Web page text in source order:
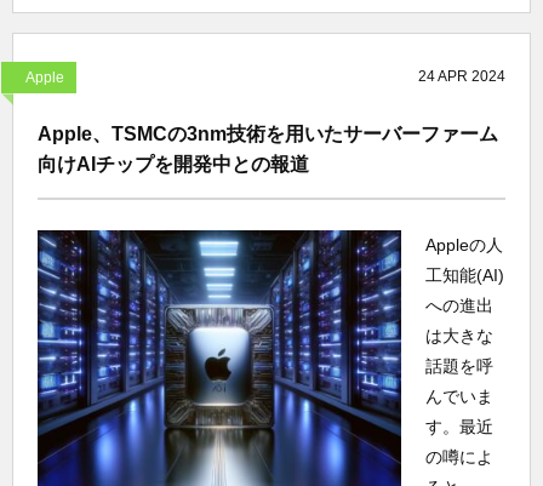
Apple 24APR 2024
Apple、TSMCの3nm技術を用いたサーバーファーム
向けAIチップを開発中との報道
Appleの人
工知能(AI)
への進出
は大きな
話題を呼
んでいま
す。最近
の噂によ